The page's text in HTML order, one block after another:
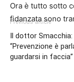
Ora è tutto sotto
fidanzata sono
Previous article
Il dottor Smacchia:
“Prevenzione è
guardarsi in faccia”